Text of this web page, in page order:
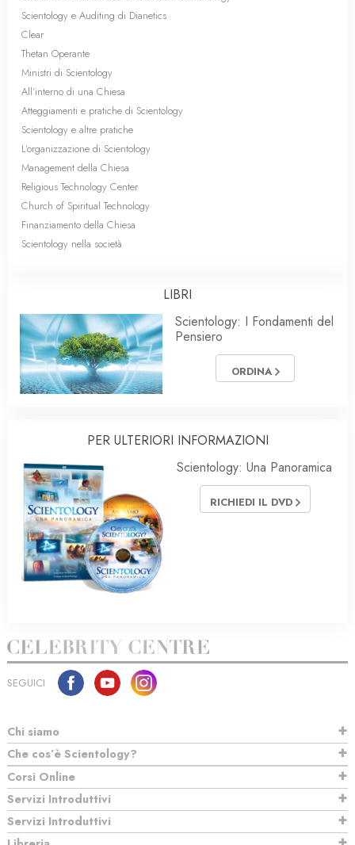
Scientology e Auditing di Dianetics
Clear
Thetan Operante
Ministri di Scientology
All’interno di una Chiesa
Atteggiamenti e pratiche di Scientology
Scientology e altre pratiche
L’organizzazione di Scientology
Management della Chiesa
Religious Technology Center
Church of Spiritual Technology
Finanziamento della Chiesa
Scientology nella società
LIBRI
Scientology: I Fondamenti del
Pensiero
ORDINA
PER ULTERIORI INFORMAZIONI
Scientology: Una Panoramica
RICHIEDI IL DVD
SEGUICI
Chi siamo
Che cos’è Scientology?
Corsi Online
Servizi Introduttivi
Servizi Introduttivi